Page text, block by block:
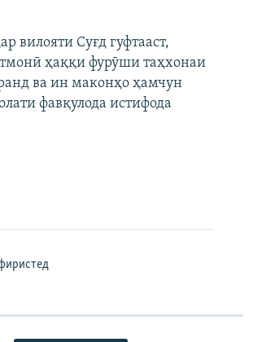
вилояти Суғд гуфтааст,
ҳаққи фурӯши таҳхонаи
ва ин маконҳо ҳамчун
фавқулода истифода